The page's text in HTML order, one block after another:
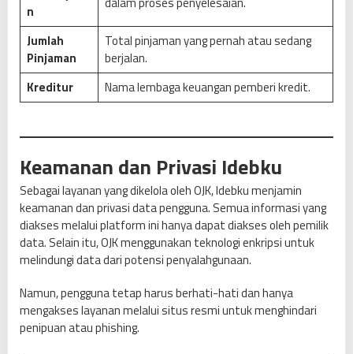
n
Jumlah
Pinjaman
Total pinjaman yang pernah atau sedang
berjalan.
Kreditur
Nama lembaga keuangan pemberi kredit.
Keamanan dan Privasi Idebku
Sebagai layanan yang dikelola oleh OJK, Idebku menjamin
keamanan dan privasi data pengguna. Semua informasi yang
diakses melalui platform ini hanya dapat diakses oleh pemilik
data. Selain itu, OJK menggunakan teknologi enkripsi untuk
melindungi data dari potensi penyalahgunaan.
Namun, pengguna tetap harus berhati-hati dan hanya
mengakses layanan melalui situs resmi untuk menghindari
penipuan atau phishing.